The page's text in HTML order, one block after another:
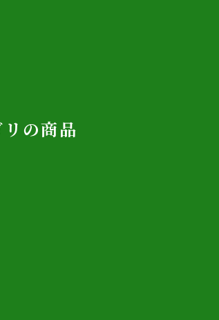
リの商品